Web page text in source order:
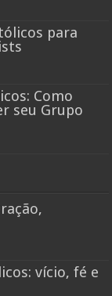
para
Como
seu Grupo
vício, fé e